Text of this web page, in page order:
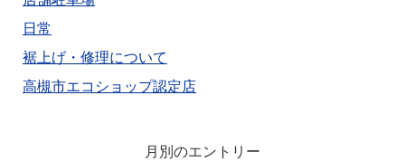
日常
裾上げ・修理について
高槻市エコショップ認定店
月別のエントリー